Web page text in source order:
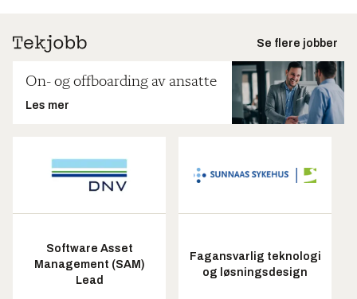
Se flere jobber
On- og offboarding av ansatte
Les mer
Software Asset
Management (SAM)
Lead
Fagansvarlig teknologi
og løsningsdesign